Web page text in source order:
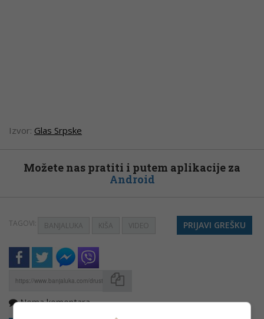
Izvor: Glas Srpske
Možete nas pratiti i putem aplikacije za
Android
TAGOVI: BANJALUKA KIŠA VIDEO PRIJAVI GREŠKU
Kopirati
Nema komentara